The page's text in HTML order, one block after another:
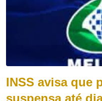
INSS avisa que
suspensa até